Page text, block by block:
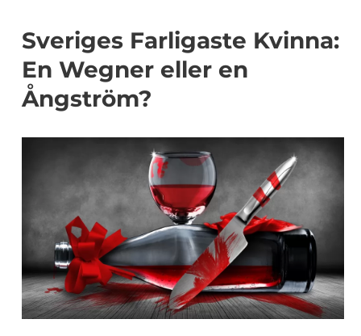
Sveriges Farligaste Kvinna:
En Wegner eller en
Ångström?